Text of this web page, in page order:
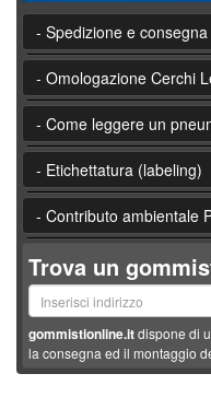
- Spedizione e consegna
- Omologazione Cerchi
- Come leggere un
- Etichettatura (labeling)
- Contributo ambientale
Trova un
gommistionline.itdispone di
la consegna ed il montaggio